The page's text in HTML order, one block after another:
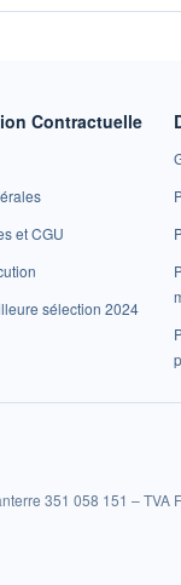
Contractuelle
et CGU
sélection 2024
351 058 151 –